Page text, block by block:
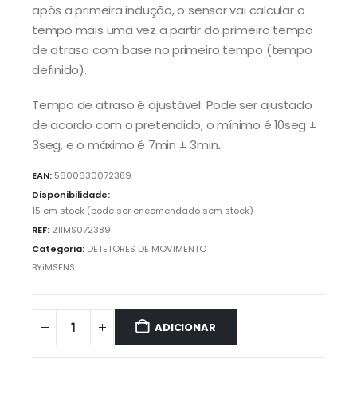
após a primeira indução, o sensor vai calcular o
tempo mais uma vez a partir do primeiro tempo
de atraso com base no primeiro tempo (tempo
definido).
Tempo de atraso é ajustável: Pode ser ajustado
de acordo com o pretendido, o mínimo é 10seg ±
3seg, e o máximo é 7min ± 3min.
EAN: 5600630072389
Disponibilidade:
15 em stock (pode ser encomendado sem stock)
REF: 21IMS072389
Categoria: DETETORES DE MOVIMENTO
BYiMSENS
ADICIONAR